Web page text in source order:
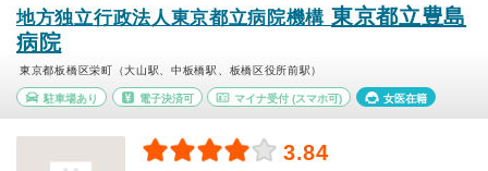
地方独立行政法人東京都立病院機構 東京都立豊島
病院
東京都板橋区栄町（大山駅、中板橋駅、板橋区役所前駅）
駐車場あり 電子決済可 マイナ受付 (スマホ可) 女医在籍
3.84